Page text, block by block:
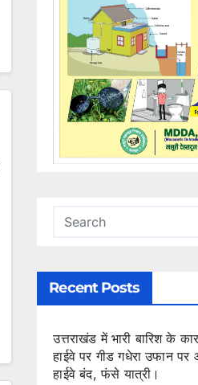
Recent Posts
उत्तराखंड में भारी बारिश के
हाईवे पर गीड गधेरा उफान पर
हाईवे बंद, फंसे यात्री।